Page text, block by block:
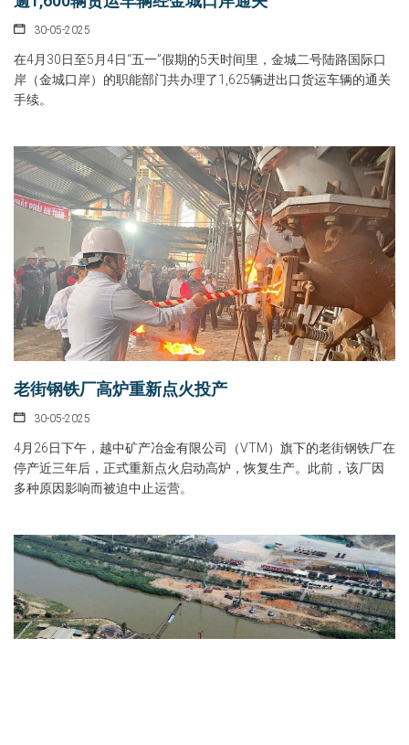
30-05-2025
在4月30日至5月4日“五一”假期的5天时间里，金城二号陆路国际口
岸（金城口岸）的职能部门共办理了1,625辆进出口货运车辆的通关
手续。
老街钢铁厂高炉重新点火投产
30-05-2025
4月26日下午，越中矿产冶金有限公司（VTM）旗下的老街钢铁厂在
停产近三年后，正式重新点火启动高炉，恢复生产。此前，该厂因
多种原因影响而被迫中止运营。